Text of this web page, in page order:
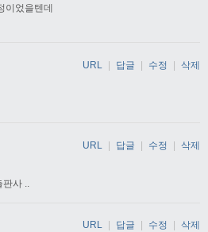
이었을텐데
URL | 답글 | 수정 | 삭제
사 ..
URL | 답글 | 수정 | 삭제
URL 답글 수정 삭제